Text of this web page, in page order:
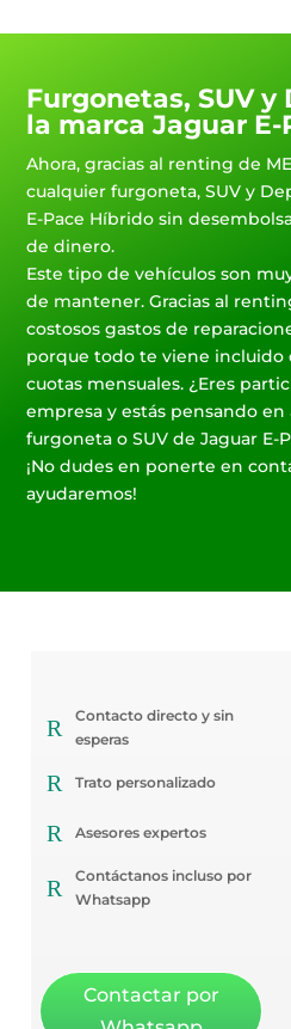
Furgonetas, SUV
la marca Jaguar
Ahora, gracias al renting de
cualquier furgoneta, SUV y
E-Pace Híbrido sin
de dinero.
Este tipo de vehículos son
de mantener. Gracias al
costosos gastos de
porque todo te viene incluido
cuotas mensuales. ¿Eres
empresa y estás pensando
furgoneta o SUV de Jaguar
¡No dudes en ponerte en
ayudaremos!
R
Contacto directo y sin
esperas
R Trato personalizado
R Asesores expertos
R
Contáctanos incluso por
Whatsapp
Contactar por